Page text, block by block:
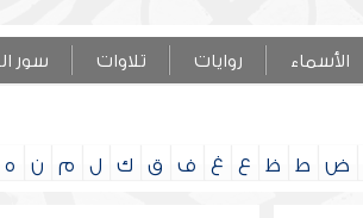
الأسماء روايات تلاوات سور
ض ط ظ ع غ ف ق ك ل م ن ه